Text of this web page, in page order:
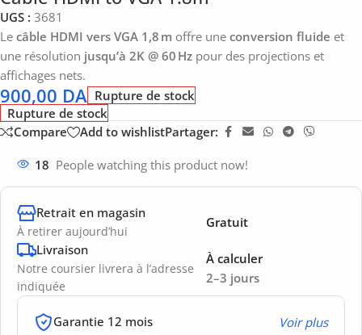
UGS : 3681
Le câble HDMI vers VGA 1,8 m offre une conversion fluide et
une résolution jusqu’à 2K @ 60 Hz pour des projections et
affichages nets.
900,00 DA Rupture de stock
Rupture de stock
Compare
Add to wishlistPartager:
18 People watching this product now!
Retrait en magasin
À retirer aujourd’hui
Gratuit
Livraison
Notre coursier livrera à l’adresse
indiquée
2–3 jours
À calculer
Garantie 12 mois Voir plus